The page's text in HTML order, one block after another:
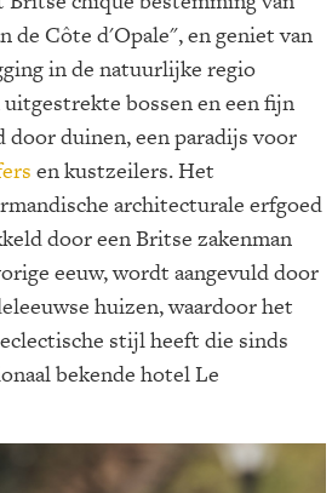
de Côte d'Opale", en geniet van
in de natuurlijke regio
bossen en een fijn
door duinen, een paradijs voor
en kustzeilers. Het
architecturale erfgoed
door een Britse zakenman
eeuw, wordt aangevuld door
huizen, waardoor het
stijl heeft die sinds
bekende hotel Le